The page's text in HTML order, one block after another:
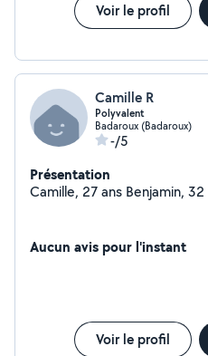
Voir le profil
Camille R
Polyvalent
Badaroux (Badaroux)
-/5
Présentation
Aucun avis pour l'instant
Voir le profil